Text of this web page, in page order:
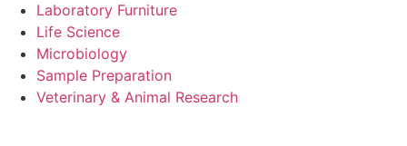
Laboratory Furniture
Life Science
Microbiology
Sample Preparation
Veterinary & Animal Research